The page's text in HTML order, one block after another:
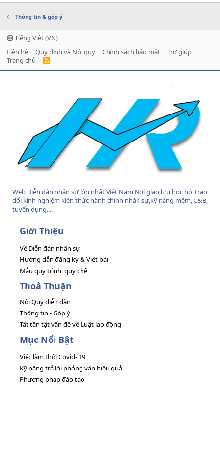
Thông tin & góp ý
Tiếng Việt (VN)
Liên hệ
Quy định và Nội quy Chính sách bảo mật
Trợ giúp
Trang chủ
R
Web Diễn đàn nhân sự lớn nhất Việt Nam Nơi giao lưu học hỏi trao
đổi kinh nghiệm kiến thức hành chính nhân sự,kỹ năng mềm, C&B,
tuyển dụng....
Giới Thiệu
Về Diễn đàn nhân sự
Hướng dẫn đăng ký & Viết bài
Mẫu quy trình, quy chế
Thoả Thuận
Nội Quy diễn đàn
Thông tin - Góp ý
Tất tần tật vấn đề về Luật lao động
Mục Nổi Bật
Việc làm thời Covid- 19
Kỹ năng trả lời phỏng vấn hiệu quả
Phương pháp đào tạo